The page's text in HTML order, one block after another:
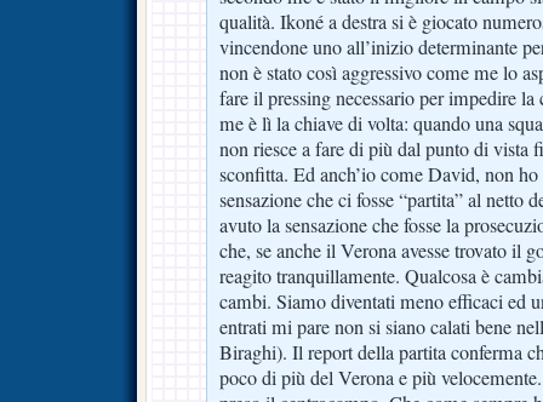
qualità. Ikoné a destra si è giocato
vincendone uno all’inizio determinante
non è stato così aggressivo come me lo
fare il pressing necessario per impedire
me è lì la chiave di volta: quando una
non riesce a fare di più dal punto di vista
sconfitta. Ed anch’io come David, non
sensazione che ci fosse “partita” al netto
avuto la sensazione che fosse la
che, se anche il Verona avesse trovato il
reagito tranquillamente. Qualcosa è
cambi. Siamo diventati meno efficaci ed
entrati mi pare non si siano calati bene
Biraghi). Il report della partita conferma
poco di più del Verona e più